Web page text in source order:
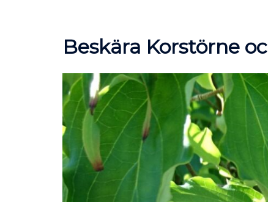
Beskära Korstörne